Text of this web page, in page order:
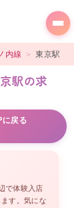
内線 ＞ 東京駅
駅の求
に戻る
で体験入店
す。気にな